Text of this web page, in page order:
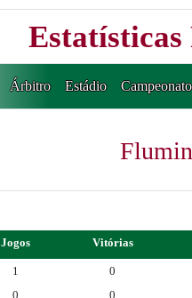
Estatísticas
Árbitro Estádio Campeonato
Jogos Vitórias
1 0
0 0